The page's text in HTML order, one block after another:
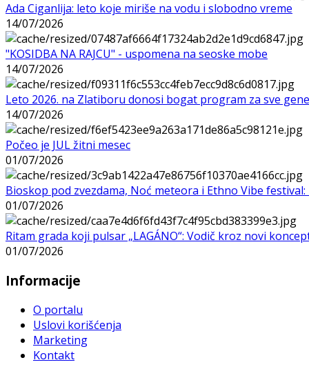
Ada Ciganlija: leto koje miriše na vodu i slobodno vreme
14/07/2026
"KOSIDBA NA RAJCU" - uspomena na seoske mobe
14/07/2026
Leto 2026. na Zlatiboru donosi bogat program za sve
14/07/2026
Počeo je JUL žitni mesec
01/07/2026
Bioskop pod zvezdama, Noć meteora i Ethno Vibe
01/07/2026
Ritam grada koji pulsar „LAGÁNO“: Vodič kroz novi
01/07/2026
Informacije
O portalu
Uslovi korišćenja
Marketing
Kontakt